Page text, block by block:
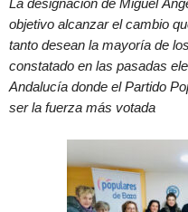
La designación de Miguel
objetivo alcanzar el cambio
tanto desean la mayoría de
constatado en las pasadas
Andalucía donde el Partido
ser la fuerza más votada